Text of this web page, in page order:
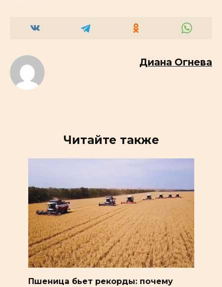
Диана Огнева
Читайте также
Пшеница бьет рекорды: почему